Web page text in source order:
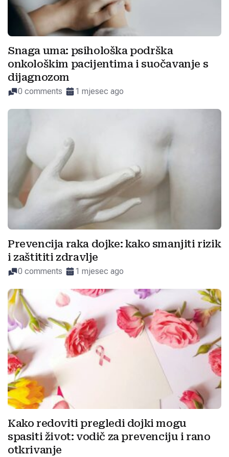
Snaga uma: psihološka podrška
onkološkim pacijentima i suočavanje s
dijagnozom
0 comments 1 mjesec ago
Prevencija raka dojke: kako smanjiti rizik
i zaštititi zdravlje
0 comments 1 mjesec ago
Kako redoviti pregledi dojki mogu
spasiti život: vodič za prevenciju i rano
otkrivanje